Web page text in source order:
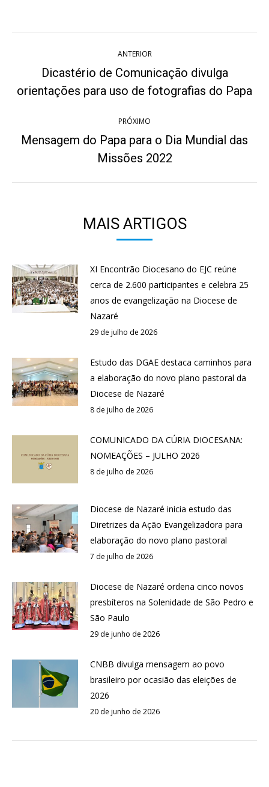
post:
ANTERIOR
Post
anterior:
Dicastério de Comunicação divulga
orientações para uso de fotografias do Papa
PRÓXIMO
Próximo
post:
Mensagem do Papa para o Dia Mundial das
Missões 2022
MAIS ARTIGOS
XI Encontrão Diocesano do EJC reúne
cerca de 2.600 participantes e celebra 25
anos de evangelização na Diocese de
Nazaré
29 de julho de 2026
Estudo das DGAE destaca caminhos para
a elaboração do novo plano pastoral da
Diocese de Nazaré
8 de julho de 2026
COMUNICADO DA CÚRIA DIOCESANA:
NOMEAÇÕES – JULHO 2026
8 de julho de 2026
Diocese de Nazaré inicia estudo das
Diretrizes da Ação Evangelizadora para
elaboração do novo plano pastoral
7 de julho de 2026
Diocese de Nazaré ordena cinco novos
presbíteros na Solenidade de São Pedro e
São Paulo
29 de junho de 2026
CNBB divulga mensagem ao povo
brasileiro por ocasião das eleições de
2026
20 de junho de 2026